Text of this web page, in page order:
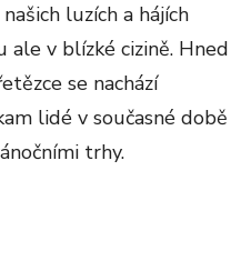
luzích a hájích
ale v blízké cizině. Hned
se nachází
lidé v současné době
trhy.